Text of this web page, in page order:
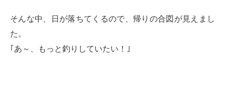
そんな中、日が落ちてくるので、帰りの合図が見えまし
た。
｢あ～、もっと釣りしていたい！｣